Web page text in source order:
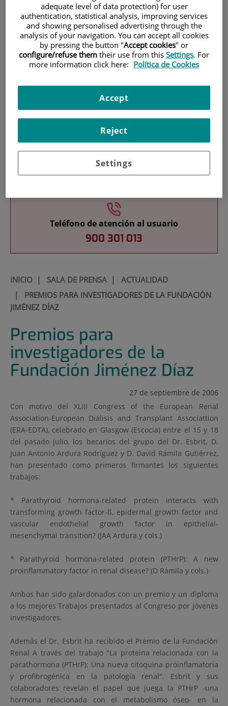
Teléfono de atención al usuario
900 301 013
INICIO| SALA DE PRENSA| ACTUALIDAD
| PREMIOS PARA INVESTIGADORES DE LA FUNDACIÓN
JIMÉNEZ DÍAZ
Premios para
investigadores de la
Fundación Jiménez Díaz
27 de septiembre de 2006
Con motivo del XLIII Congress of the European Renal
Association-European Diálisis and Transplant Associattion
(ERA-EDTA), celebrado en Glasgow (Escocia) entre el 15 y 18
del pasado julio, los becarios del grupo del Dr. Esbrit, D.
Juan Antonio Ardura Rodríguez y D. David Rámila Gutiérrez,
han presentado como primeros firmantes los siguientes
trabajos:
* Parathyroid hormona-related protein interacts with
transforming growth factor-ß, epidermal growth factor and
vascular endothelial growth factor in epithelial-
mesenchymal transition? (JAA Ardura y cols.)
* Parathyroid hormona-related protein (PTHrP): A new
proinflammatory factor in renal disease? (D Rámila y cols.)
Ambos han sido galardonados con un premio y un diploma
a los mejores Trabajos presentados al Congreso por jóvenes
investigadores.
Además el Dr. Esbrit ha recibido el Premio de la Fundación
Renal A través del trabajo "La proteina relacionada con la
parathormona (PTHrP): Una nueva citoquina proinflamatoria
y profibrogénica en la patología renal", Esbrit y sus
colaboradores revelan el papel que juega la PTHrP -una
hormona relacionada con el metabolismo óseo- en la
adequate level of data protection) for user
authentication, statistical analysis, improving services
and showing personalised advertising through the
analysis of your navigation. You can accept all cookies
by pressing the button "Accept cookies" or
configure/refuse them their use from this Settings. For
more information click here: Política de Cookies
Settings
Reject
Accept